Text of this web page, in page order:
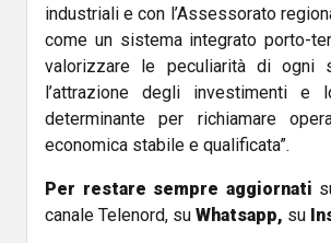
industriali e con l’Assessorato
come un sistema integrato porto-
valorizzare le peculiarità di ogni
l’attrazione degli investimenti
determinante per richiamare
economica stabile e qualificata”.
Per restare sempre aggiornati
canale Telenord, su Whatsapp, su